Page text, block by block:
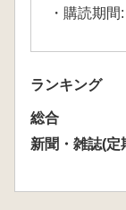
・購読期
ランキング
総合
新聞・雑誌(定